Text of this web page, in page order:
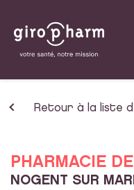
Retour à la liste
PHARMACIE
NOGENT SUR